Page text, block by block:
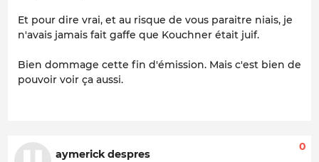
Et pour dire vrai, et au risque de vous paraitre niais, je
n'avais jamais fait gaffe que Kouchner était juif.
Bien dommage cette fin d'émission. Mais c'est bien de
pouvoir voir ça aussi.
aymerick despres
0